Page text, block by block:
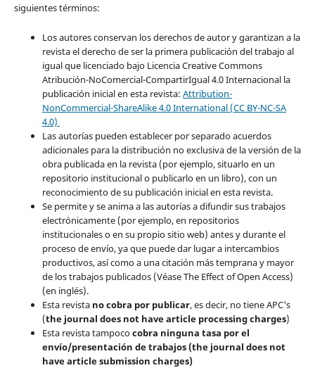
siguientes términos:
Los autores conservan los derechos de autor y garantizan a la
revista el derecho de ser la primera publicación del trabajo al
igual que licenciado bajo Licencia Creative Commons
Atribución-NoComercial-CompartirIgual 4.0 Internacional la
publicación inicial en esta revista: Attribution-
NonCommercial-ShareAlike 4.0 International (CC BY-NC-SA
4.0)
Las autorías pueden establecer por separado acuerdos
adicionales para la distribución no exclusiva de la versión de la
obra publicada en la revista (por ejemplo, situarlo en un
repositorio institucional o publicarlo en un libro), con un
reconocimiento de su publicación inicial en esta revista.
Se permite y se anima a las autorías a difundir sus trabajos
electrónicamente (por ejemplo, en repositorios
institucionales o en su propio sitio web) antes y durante el
proceso de envío, ya que puede dar lugar a intercambios
productivos, así como a una citación más temprana y mayor
de los trabajos publicados (Véase The Effect of Open Access)
(en inglés).
Esta revista no cobra por publicar, es decir, no tiene APC's
(the journal does not have article processing charges)
Esta revista tampococobra ninguna tasa por el
envío/presentación de trabajos (the journal does not
have article submission charges)